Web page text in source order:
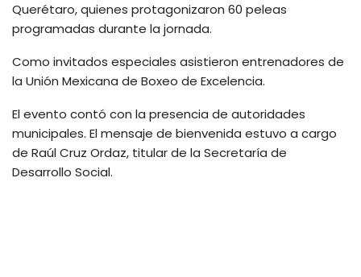
Querétaro, quienes protagonizaron 60 peleas
programadas durante la jornada.
Como invitados especiales asistieron entrenadores de
la Unión Mexicana de Boxeo de Excelencia.
El evento contó con la presencia de autoridades
municipales. El mensaje de bienvenida estuvo a cargo
de Raúl Cruz Ordaz, titular de la Secretaría de
Desarrollo Social.